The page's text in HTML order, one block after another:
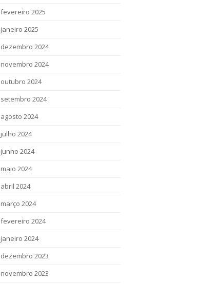
fevereiro 2025
janeiro 2025
dezembro 2024
novembro 2024
outubro 2024
setembro 2024
agosto 2024
julho 2024
junho 2024
maio 2024
abril 2024
março 2024
fevereiro 2024
janeiro 2024
dezembro 2023
novembro 2023